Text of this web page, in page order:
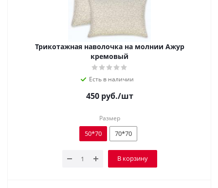
Трикотажная наволочка на молнии Ажур
кремовый
Есть в наличии
450руб./шт
Размер
50*70 70*70
В корзину